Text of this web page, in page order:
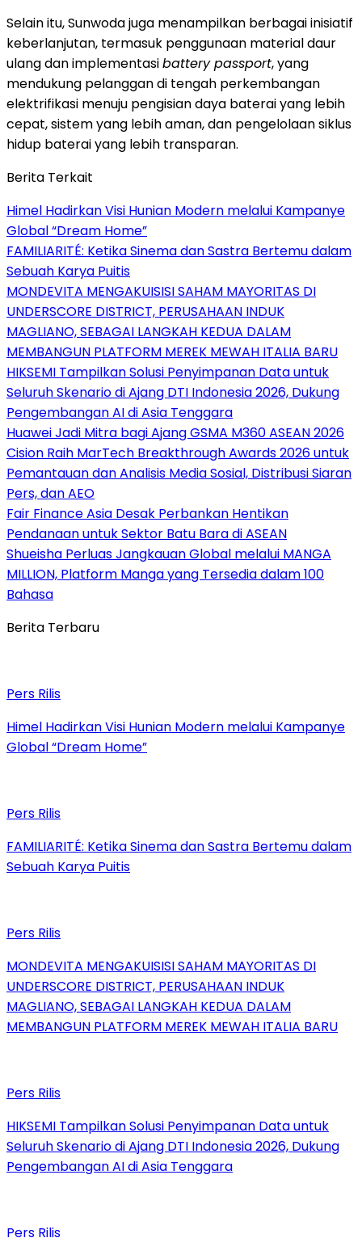
Selain itu, Sunwoda juga menampilkan berbagai inisiatif
keberlanjutan, termasuk penggunaan material daur
ulang dan implementasibattery passport, yang
mendukung pelanggan di tengah perkembangan
elektrifikasi menuju pengisian daya baterai yang lebih
cepat, sistem yang lebih aman, dan pengelolaan siklus
hidup baterai yang lebih transparan.
Berita Terkait
Himel Hadirkan Visi Hunian Modern melalui Kampanye
Global “Dream Home”
FAMILIARITÉ: Ketika Sinema dan Sastra Bertemu dalam
Sebuah Karya Puitis
MONDEVITA MENGAKUISISI SAHAM MAYORITAS DI
UNDERSCORE DISTRICT, PERUSAHAAN INDUK
MAGLIANO, SEBAGAI LANGKAH KEDUA DALAM
MEMBANGUN PLATFORM MEREK MEWAH ITALIA BARU
HIKSEMI Tampilkan Solusi Penyimpanan Data untuk
Seluruh Skenario di Ajang DTI Indonesia 2026, Dukung
Pengembangan AI di Asia Tenggara
Huawei Jadi Mitra bagi Ajang GSMA M360 ASEAN 2026
Cision Raih MarTech Breakthrough Awards 2026 untuk
Pemantauan dan Analisis Media Sosial, Distribusi Siaran
Pers, dan AEO
Fair Finance Asia Desak Perbankan Hentikan
Pendanaan untuk Sektor Batu Bara di ASEAN
Shueisha Perluas Jangkauan Global melalui MANGA
MILLION, Platform Manga yang Tersedia dalam 100
Bahasa
Berita Terbaru
Pers Rilis
Himel Hadirkan Visi Hunian Modern melalui Kampanye
Global “Dream Home”
Pers Rilis
FAMILIARITÉ: Ketika Sinema dan Sastra Bertemu dalam
Sebuah Karya Puitis
Pers Rilis
MONDEVITA MENGAKUISISI SAHAM MAYORITAS DI
UNDERSCORE DISTRICT, PERUSAHAAN INDUK
MAGLIANO, SEBAGAI LANGKAH KEDUA DALAM
MEMBANGUN PLATFORM MEREK MEWAH ITALIA BARU
Pers Rilis
HIKSEMI Tampilkan Solusi Penyimpanan Data untuk
Seluruh Skenario di Ajang DTI Indonesia 2026, Dukung
Pengembangan AI di Asia Tenggara
Pers Rilis